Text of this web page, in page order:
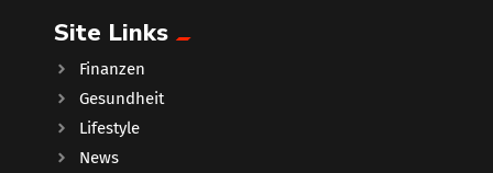
Site Links
Finanzen
Gesundheit
Lifestyle
News